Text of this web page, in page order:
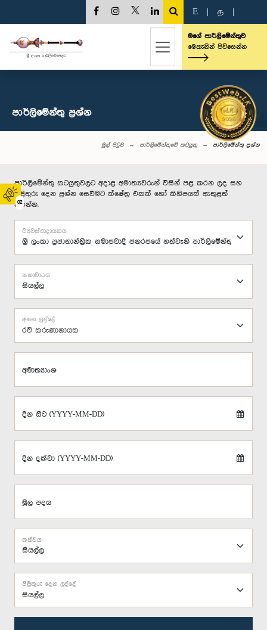
02
E த
මගේ පාර්ලිමේන්තුව
මෙතැනින් පිවිසෙන්න
පාර්ලි‌මේන්තු‌ ප්‍රශ්න
මුල් පිටුව පාර්ලිමේන්තුවේ කටයුතු පාර්ලි‌මේන්තු‌ ප්‍රශ්න
පාර්ලිමේන්තු කටයුතුවලට අදාළ අමාත්‍යවරුන් විසින් පළ කරන ලද සහ
පිළිතුරු දෙන ප්‍රශ්න සෙවීමට ක්ෂේත්‍ර එකක් හෝ කිහිපයක් ඇතුළත්
කරන්න.
ව්‍යවස්ථාදායකය
සභාවාරය
රවී කරුණානායක
අසන ලද්දේ
අමාත්‍යාංශ
දින සිට (YYYY-MM-DD)
දින දක්වා (YYYY-MM-DD)
මූල පදය
තත්වය
සියල්ල
පිළිතුරු දෙන ලද්දේ